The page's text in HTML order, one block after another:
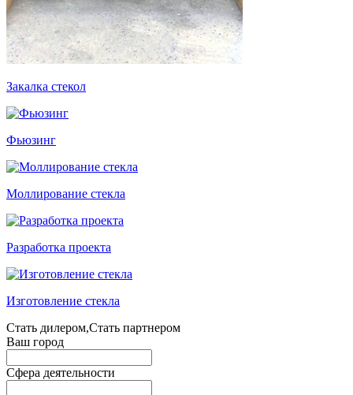
Закалка стекол
Фьюзинг
Моллирование стекла
Разработка проекта
Изготовление стекла
Стать дилером,Стать партнером
Ваш город
Сфера деятельности